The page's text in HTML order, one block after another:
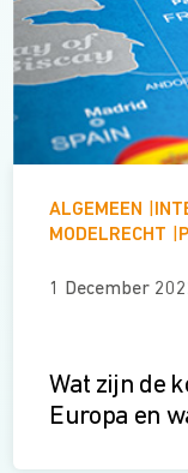
ALGEMEEN
MODELRECHT
1 December
Wat zijn de
Europa en